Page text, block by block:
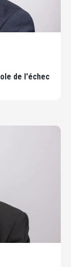
de l'échec